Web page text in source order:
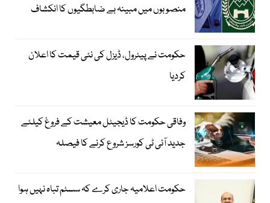
منصوبوں میں مبینہ بے ضابطگیوں کا انکشاف
حکومت نے پیٹرول، ڈیزل کی نئی قیمت کا اعلان
کردیا
وفاقی حکومت کا ڈیجیٹل معیشت کے فروغ کیلئے
جدید آئی ٹی کورسز شروع کرنے کا فیصلہ
حکومت اعلامیہ جاری کرے کہ سسٹم تباہ نہیں ہوا